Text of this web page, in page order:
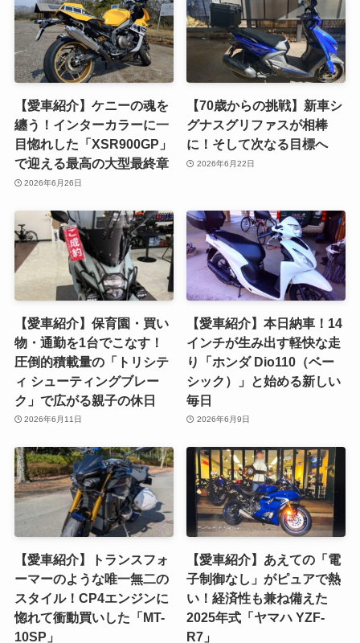
【愛車紹介】ケニーの魂を
纏う！インターカラーに一
目惚れした「XSR900GP」
で迎える最高の大型最終章
2026年6月26日
【70歳からの挑戦】新車シ
グナスグリファスが相棒
に！そして次なる目標へ
2026年6月22日
【愛車紹介】保育園・買い
物・通勤を1台でこなす！
圧倒的積載量の「トリシテ
ィ シューティングブレー
ク」で広がる親子の休日
2026年6月11日
【愛車紹介】本日納車！14
インチが生み出す軽快な走
り「ホンダ Dio110（ベー
シック）」と始める新しい
毎日
2026年6月9日
【愛車紹介】トランスフォ
ーマーのような唯一無二の
スタイル！CP4エンジンに
惚れて衝動買いした「MT-
10SP」
【愛車紹介】あえての「電
子制御なし」がピュアで熱
い！経済性も兼ね備えた
2025年式「ヤマハ YZF-
R7」